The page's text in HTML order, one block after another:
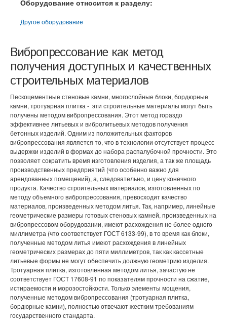
Оборудование относится к разделу:
Другое оборудование
Вибропрессование как метод
получения доступных и качественных
строительных материалов
Пескоцементные стеновые камни, многослойные блоки, бордюрные
камни, тротуарная плитка - эти строительные материалы могут быть
получены методом вибропрессования. Этот метод гораздо
эффективнее литьевых и вибролитьевых методов получения
бетонных изделий. Одним из положительных факторов
вибропрессования является то, что в технологии отсутствует процесс
выдержки изделий в формах до набора распалубочной прочности. Это
позволяет сократить время изготовления изделия, а так же площадь
производственных предприятий (что особенно важно для
арендованных помещений), а, следовательно, и цену конечного
продукта. Качество строительных материалов, изготовленных по
методу объемного вибропрессования, превосходит качество
материалов, произведенных методом литья. Так, например, линейные
геометрические размеры готовых стеновых камней, произведенных на
вибропрессовом оборудовании, имеют расхождения не более одного
миллиметра (что соответствует ГОСТ 6133-99), в то время как блоки,
полученные методом литья имеют расхождения в линейных
геометрических размерах до пяти миллиметров, так как кассетные
литьевые формы не могут обеспечить должную геометрию изделия.
Тротуарная плитка, изготовленная методом литья, зачастую не
соответствует ГОСТ 17608-91 по показателям прочности на сжатие,
истираемости и морозостойкости. Только элементы мощения,
полученные методом вибропрессования (тротуарная плитка,
бордюрные камни), полностью отвечают жестким требованиям
государственного стандарта.